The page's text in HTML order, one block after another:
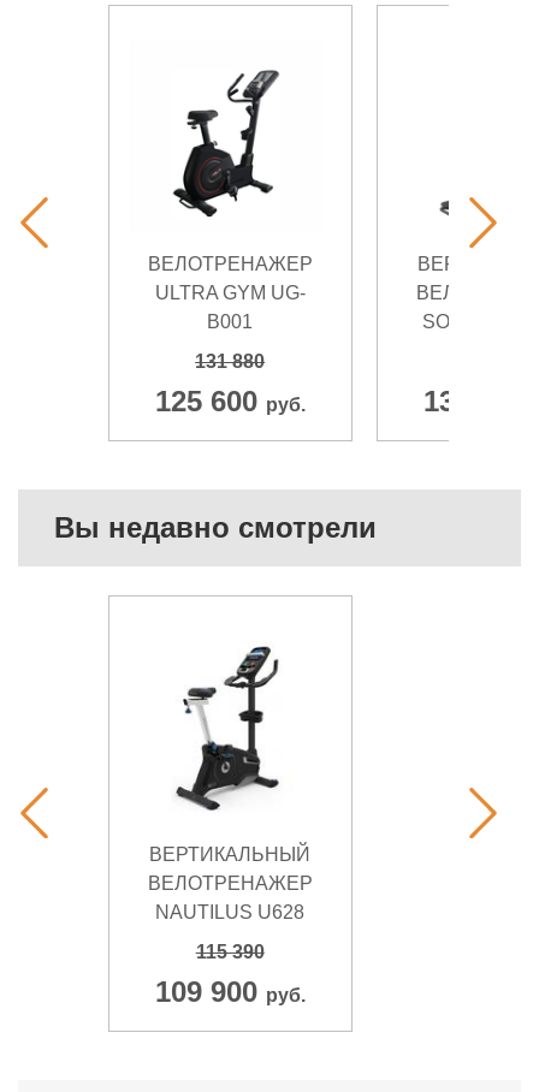
ВЕЛОТРЕНАЖЕР
ULTRA GYM UG-
B001
131 880
125 600 руб.
SOLE B94
139 900
Вы недавно смотрели
ВЕРТИКАЛЬНЫЙ
ВЕЛОТРЕНАЖЕР
NAUTILUS U628
115 390
109 900 руб.